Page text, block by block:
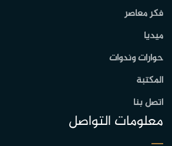
فكر معاصر
ميديا
حوارات وندوات
المكتبة
اتصل بنا
معلومات التواصل